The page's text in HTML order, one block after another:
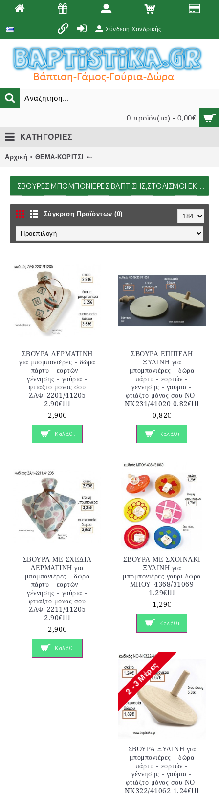
Σύνδεση Χονδρικής
0 προϊόν(τα) - 0,00€
ΚΑΤΗΓΟΡΙΕΣ
Αρχική ΘΕΜΑ-ΚΟΡΙΤΣΙ ΣΒΟΥΡΕΣ μπομπονιέρες
ΣΒΟΥΡΕΣ ΜΠΟΜΠΟΝΙΈΡΕΣ ΒΆΠΤΙΣΗΣ,ΣΤΟΛΙΣΜΟΊ ΕΚΚΛΗΣΊΑΣ,ΒΑΠΤΙΣΤΙΚΆ ΠΑΚΈΤΑ,ΔΏΡΑ-ΠΆΡΤΥ,ΜΑΙΕΥΤΗΡΊΟΥ
Σύγκριση Προϊόντων (0)
ΣΒΟΥΡΑ ΔΕΡΜΑΤΙΝΗ
για μπομπονιέρες - δώρα
πάρτυ - εορτών -
γέννησης - γούρια -
φτιάξτο μόνος σου
ΖΑΦ-2201/41205
2.90€!!!
2,90€
Καλάθι
ΣΒΟΥΡΑ ΕΠΙΠΕΔΗ
ΞΥΛΙΝΗ για
μπομπονιέρες - δώρα
πάρτυ - εορτών -
γέννησης - γούρια -
φτιάξτο μόνος σου ΝΟ-
NK231/41020 0.82€!!!
0,82€
Καλάθι
ΣΒΟΥΡΑ ΜΕ ΣΧΕΔΙΑ
ΔΕΡΜΑΤΙΝΗ για
μπομπονιέρες - δώρα
πάρτυ - εορτών -
γέννησης - γούρια -
φτιάξτο μόνος σου
ΖΑΦ-2211/41205
2.90€!!!
2,90€
Καλάθι
ΣΒΟΥΡΑ ΜΕ ΣΧΟΙΝΑΚΙ
ΞΥΛΙΝΗ για
μπομπονιέρες γούρι δώρο
ΜΠΟΥ-4368/31069
1.29€!!!
1,29€
Καλάθι
ΣΒΟΥΡΑ ΞΥΛΙΝΗ για
μπομπονιέρες - δώρα
πάρτυ - εορτών -
γέννησης - γούρια -
φτιάξτο μόνος σου ΝΟ-
NK322/41062 1.24€!!!